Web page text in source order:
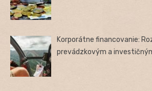
Korporátne financovanie:
prevádzkovým a